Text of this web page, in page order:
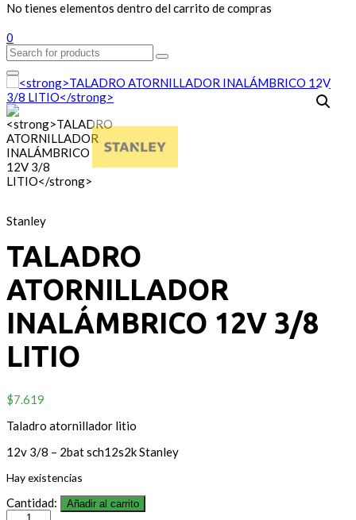
No tienes elementos dentro del carrito de compras
0
Stanley
TALADRO
ATORNILLADOR
INALÁMBRICO 12V 3/8
LITIO
$7.619
Taladro atornillador litio
12v 3/8 – 2bat sch12s2k Stanley
Hay existencias
Cantidad: Añadir al carrito